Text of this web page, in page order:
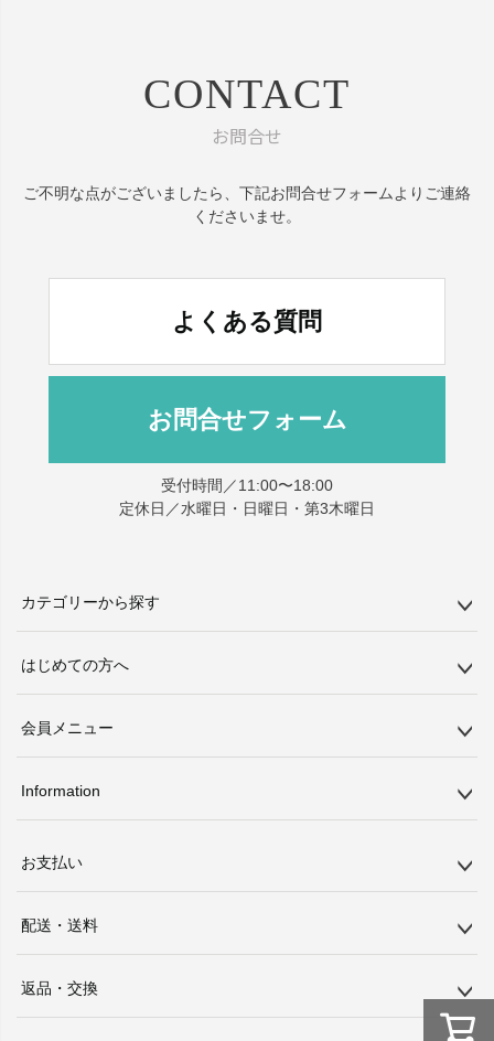
CONTACT
お問合せ
ご不明な点がございましたら、 下記お問合せフォームよりご連絡
くださいませ。
よくある質問
お問合せフォーム
受付時間／11:00〜18:00
定休日／水曜日・日曜日・第3木曜日
カテゴリーから探す
はじめての方へ
会員メニュー
Information
お支払い
配送・送料
返品・交換